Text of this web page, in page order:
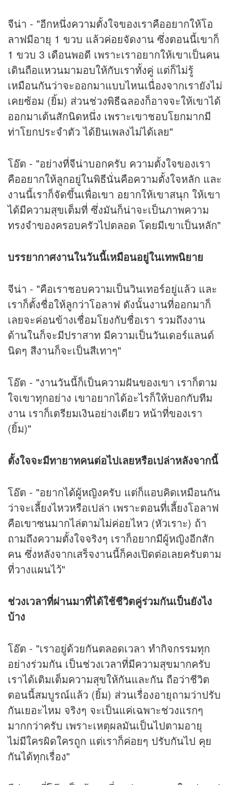
จีน่า - "อีกหนึ่งความตั้งใจของเราคืออยากให้โอ
ลาฟมีอายุ 1 ขวบ แล้วค่อยจัดงาน ซึ่งตอนนี้เขาก็
1 ขวบ 3 เดือนพอดี เพราะเราอยากให้เขาเป็นคน
เดินถือแหวนมามอบให้กับเราทั้งคู่ แต่ก็ไม่รู้
เหมือนกันว่าจะออกมาแบบไหนเนื่องจากเรายังไม่
เคยซ้อม (ยิ้ม) ส่วนช่วงพิธีฉลองก็อาจจะให้เขาได้
ออกมาเต้นสักนิดหนึ่ง เพราะเขาชอบโยกมากมี
ท่าโยกประจำตัว ได้ยินเพลงไม่ได้เลย"
โอ๊ต - "อย่างที่จีน่าบอกครับ ความตั้งใจของเรา
คืออยากให้ลูกอยู่ในพิธีนั่นคือความตั้งใจหลัก และ
งานนี้เราก็จัดขึ้นเพื่อเขา อยากให้เขาสนุก ให้เขา
ได้มีความสุขเต็มที่ ซึ่งมันก็น่าจะเป็นภาพความ
ทรงจำของครอบครัวไปตลอด โดยมีเขาเป็นหลัก"
บรรยากาศงานในวันนี้เหมือนอยู่ในเทพนิยาย
จีน่า - "คือเราชอบความเป็นวินเทอร์อยู่แล้ว และ
เราก็ตั้งชื่อให้ลูกว่าโอลาฟ ดังนั้นงานที่ออกมาก็
เลยจะค่อนข้างเชื่อมโยงกับชื่อเรา รวมถึงงาน
ด้านในก็จะมีปราสาท มีความเป็นวันเดอร์แลนด์
นิดๆ สีงานก็จะเป็นสีเทาๆ"
โอ๊ต - "งานวันนี้ก็เป็นความฝันของเขา เราก็ตาม
ใจเขาทุกอย่าง เขาอยากได้อะไรก็ให้บอกกับทีม
งาน เราก็เตรียมเงินอย่างเดียว หน้าที่ของเรา
(ยิ้ม)"
ตั้งใจจะมีทายาทคนต่อไปเลยหรือเปล่าหลังจากนี้
โอ๊ต - "อยากได้ผู้หญิงครับ แต่ก็แอบคิดเหมือนกัน
ว่าจะเลี้ยงไหวหรือเปล่า เพราะตอนที่เลี้ยงโอลาฟ
คือเขาซนมากไล่ตามไม่ค่อยไหว (หัวเราะ) ถ้า
ถามถึงความตั้งใจจริงๆ เราก็อยากมีผู้หญิงอีกสัก
คน ซึ่งหลังจากเสร็จงานนี้ก็คงเปิดต่อเลยครับตาม
ที่วางแผนไว้"
ช่วงเวลาที่ผ่านมาที่ได้ใช้ชีวิตคู่ร่วมกันเป็นยังไง
บ้าง
โอ๊ต - "เราอยู่ด้วยกันตลอดเวลา ทำกิจกรรมทุก
อย่างร่วมกัน เป็นช่วงเวลาที่มีความสุขมากครับ
เราได้เติมเต็มความสุขให้กันและกัน ถือว่าชีวิต
ตอนนี้สมบูรณ์แล้ว (ยิ้ม) ส่วนเรื่องอายุถามว่าปรับ
กันเยอะไหม จริงๆ จะเป็นแค่เฉพาะช่วงแรกๆ
มากกว่าครับ เพราะเหตุผลมันเป็นไปตามอายุ
ไม่มีใครผิดใครถูก แต่เราก็ค่อยๆ ปรับกันไป คุย
กันได้ทุกเรื่อง"